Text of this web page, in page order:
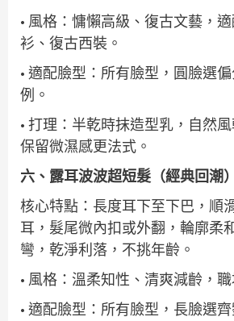
• 風格：慵懶高級、復古文藝，
衫、復古西裝。
• 適配臉型：所有臉型，圓臉選
例。
• 打理：半乾時抹造型乳，自然
保留微濕感更法式。
六、露耳波波超短髮（經典回潮）
核心特點：長度耳下至下巴，順
耳，髮尾微內扣或外翻，輪廓柔
彎，乾淨利落，不挑年齡。
• 風格：溫柔知性、清爽減齡，
• 適配臉型：所有臉型，長臉選